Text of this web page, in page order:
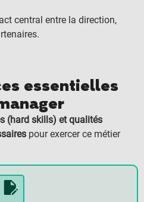
central entre la direction,
essentielles
(hard skills) et qualités
pour exercer ce métier